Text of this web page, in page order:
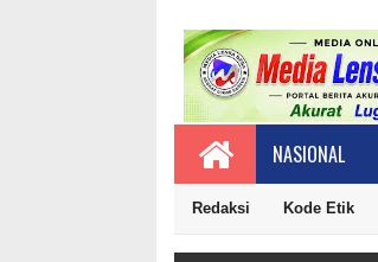
NASIONAL
Redaksi Kode Etik